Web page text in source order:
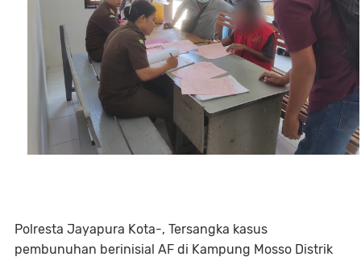
Polresta Jayapura Kota-, Tersangka kasus
pembunuhan berinisial AF di Kampung Mosso Distrik